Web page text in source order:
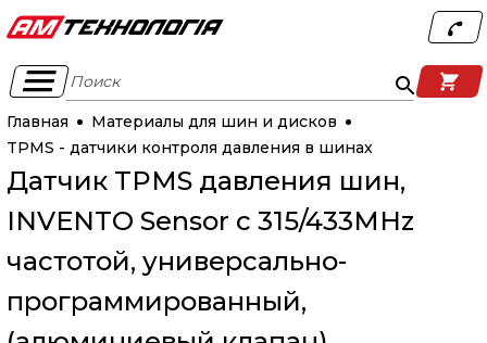
Поиск
Главная
Материалы для шин и дисков
TPMS - датчики контроля давления в шинах
Датчик TPMS давления шин,
INVENTO Sensor с 315/433MHz
частотой, универсально-
программированный,